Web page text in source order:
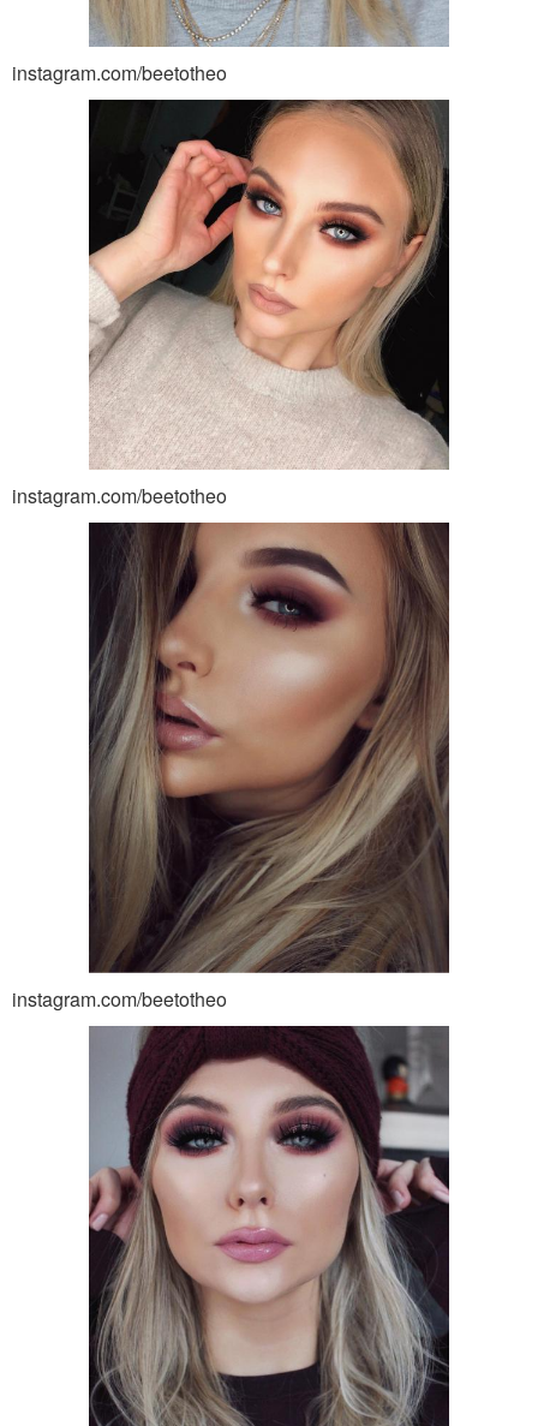
instagram.com/beetotheo
instagram.com/beetotheo
instagram.com/beetotheo